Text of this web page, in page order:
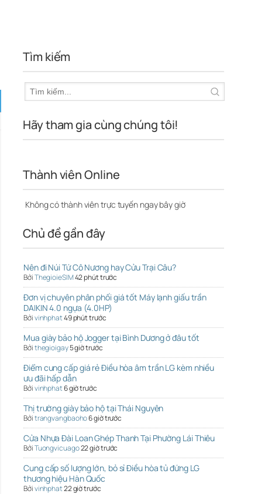
Tìm kiếm
Hãy tham gia cùng chúng tôi!
Thành viên Online
Không có thành viên trực tuyến ngay bây giờ
Chủ đề gần đây
Nên đi Núi Tứ Cô Nương hay Cửu Trại Câu?
BởiThegioieSIM42 phút trước
Đơn vị chuyên phân phối giá tốt Máy lạnh giấu trần
DAIKIN 4.0 ngựa (4.0HP)
Bởivinhphat49 phút trước
Mua giày bảo hộ Jogger tại Bình Dương ở đâu tốt
Bởithegioigay5 giờ trước
Điểm cung cấp giá rẻ Điều hòa âm trần LG kèm nhiều
ưu đãi hấp dẫn
Bởivinhphat6 giờ trước
Thị trường giày bảo hộ tại Thái Nguyên
Bởitrangvangbaoho6 giờ trước
Cửa Nhựa Đài Loan Ghép Thanh Tại Phường Lái Thiêu
BởiTuongvicuago22 giờ trước
Cung cấp số lượng lớn, bỏ sỉ Điều hòa tủ đứng LG
thương hiệu Hàn Quốc
Bởivinhphat22 giờ trước